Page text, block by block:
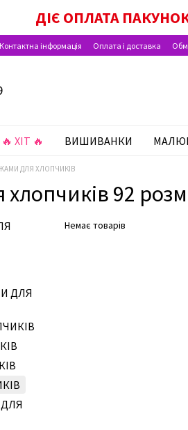
ДІЄ ОПЛАТА
Контактна інформація Оплата і доставка
🔥 ХІТ 🔥 ВИШИВАНКИ
ДЛЯ ХЛОПЧИКІВ
92
Немає товарів
ДЛЯ